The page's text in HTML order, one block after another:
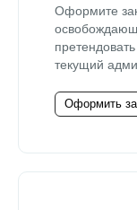
Оформите
текущий
Оформить